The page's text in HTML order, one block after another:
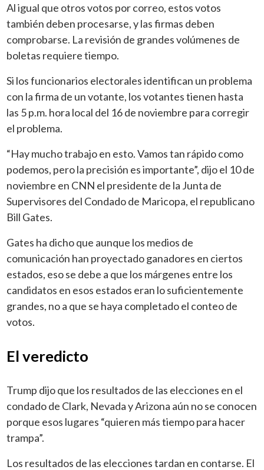
Al igual que otros votos por correo, estos votos
también deben procesarse, y las firmas deben
comprobarse. La revisión de grandes volúmenes de
boletas requiere tiempo.
Si los funcionarios electorales identifican un problema
con la firma de un votante, los votantes tienen hasta
las 5 p.m. hora local del 16 de noviembre para corregir
el problema.
“Hay mucho trabajo en esto. Vamos tan rápido como
podemos, pero la precisión es importante”, dijo el 10 de
noviembre en CNN el presidente de la Junta de
Supervisores del Condado de Maricopa, el republicano
Bill Gates.
Gates ha dicho que aunque los medios de
comunicación han proyectado ganadores en ciertos
estados, eso se debe a que los márgenes entre los
candidatos en esos estados eran lo suficientemente
grandes, no a que se haya completado el conteo de
votos.
El veredicto
Trump dijo que los resultados de las elecciones en el
condado de Clark, Nevada y Arizona aún no se conocen
porque esos lugares “quieren más tiempo para hacer
trampa”.
Los resultados de las elecciones tardan en contarse. El